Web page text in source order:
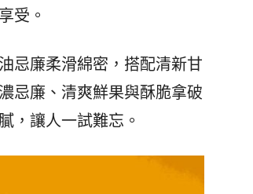
受。
忌廉柔滑綿密，搭配清新甘
忌廉、清爽鮮果與酥脆拿破
，讓人一試難忘。